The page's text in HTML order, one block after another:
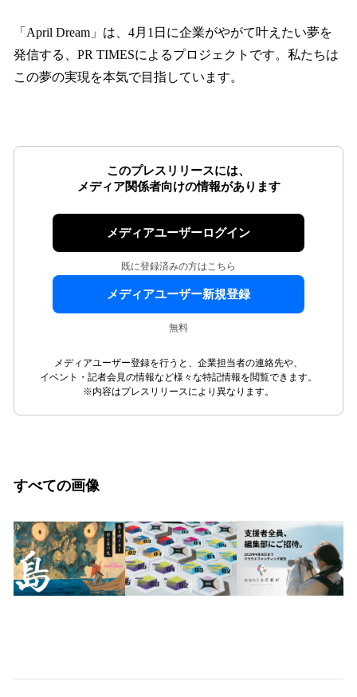
「April Dream」は、4月1日に企業がやがて叶えたい夢を
発信する、PR TIMESによるプロジェクトです。私たちは
この夢の実現を本気で目指しています。
このプレスリリースには、
メディア関係者向けの情報があります
メディアユーザーログイン
既に登録済みの方はこちら
メディアユーザー新規登録
無料
メディアユーザー登録を行うと、企業担当者の連絡先や、
イベント・記者会見の情報など様々な特記情報を閲覧できます。
※内容はプレスリリースにより異なります。
すべての画像